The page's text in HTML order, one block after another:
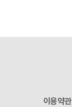
이용약관